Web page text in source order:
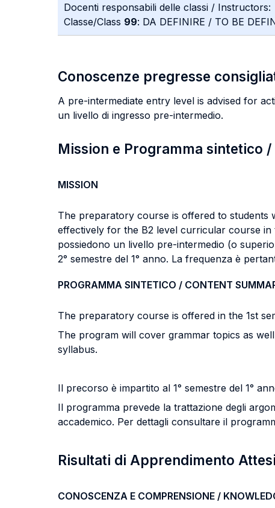
Docenti responsabili delle classi / Instructors:
Classe/Class 99: DA DEFINIRE / TO BE
Conoscenze pregresse
A pre-intermediate entry level is advised for
un livello di ingresso pre-intermedio.
Mission e Programma sintetico
MISSION
The preparatory course is offered to students
effectively for the B2 level curricular course
possiedono un livello pre-intermedio (o
2° semestre del 1° anno. La frequenza è
PROGRAMMA SINTETICO / CONTENT
The preparatory course is offered in the 1st
The program will cover grammar topics as
syllabus.
Il precorso è impartito al 1° semestre del 1°
Il programma prevede la trattazione degli
accademico. Per dettagli consultare il
Risultati di Apprendimento
CONOSCENZA E COMPRENSIONE /